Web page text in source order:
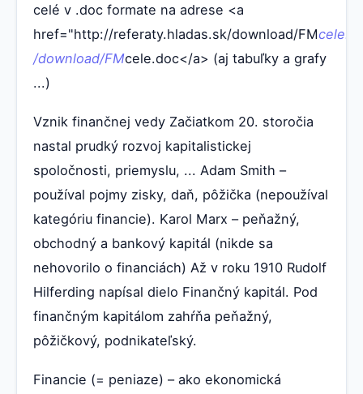
celé v .doc formate na adrese <a
href="http://referaty.hladas.sk/download/FM
/download/FMcele.doc</a> (aj tabuľky a grafy
...)
Vznik finančnej vedy Začiatkom 20. storočia
nastal prudký rozvoj kapitalistickej
spoločnosti, priemyslu, ... Adam Smith –
používal pojmy zisky, daň, pôžička (nepoužíval
kategóriu financie). Karol Marx – peňažný,
obchodný a bankový kapitál (nikde sa
nehovorilo o financiách) Až v roku 1910 Rudolf
Hilferding napísal dielo Finančný kapitál. Pod
finančným kapitálom zahŕňa peňažný,
pôžičkový, podnikateľský.
Financie (= peniaze) – ako ekonomická